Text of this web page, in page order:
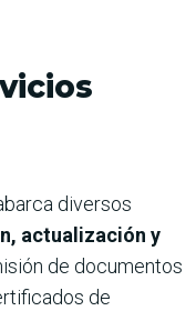
diversos
actualización y
de documentos
de